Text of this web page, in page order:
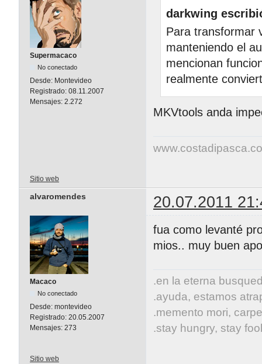
Supermacaco
No conectado
Desde: Montevideo
Registrado: 08.11.2007
Mensajes: 2.272
darkwing
Para transformar
manteniendo el
mencionan
realmente
MKVtools anda
Sitio web
alvaromendes 20.07.2011
Macaco
No conectado
Desde: montevideo
Registrado: 20.05.2007
Mensajes: 273
fua como levanté
mios.. muy buen
.en la eterna
.ayuda, estamos
.memento mori,
.stay hungry, stay
Sitio web